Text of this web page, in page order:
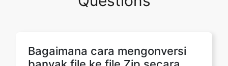
Bagaimana cara mengonversi
Ada dua metode untuk mengonversi